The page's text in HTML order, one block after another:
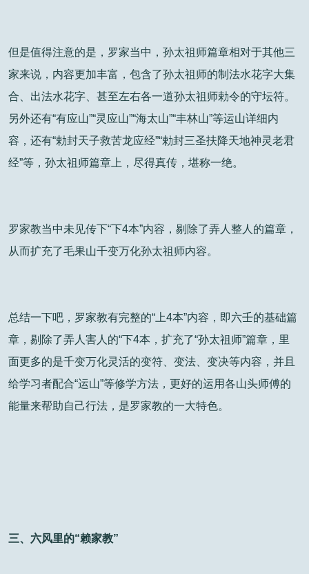
但是值得注意的是，罗家当中，孙太祖师篇章相对于其他三
家来说，内容更加丰富，包含了孙太祖师的制法水花字大集
合、出法水花字、甚至左右各一道孙太祖师勅令的守坛符。
另外还有“有应山”“灵应山”“海太山”“丰林山”等运山详细内
容，还有“勅封天子救苦龙应经”“勅封三圣扶降天地神灵老君
经”等，孙太祖师篇章上，尽得真传，堪称一绝。
罗家教当中未见传下“下4本”内容，剔除了弄人整人的篇章，
从而扩充了毛果山千变万化孙太祖师内容。
总结一下吧，罗家教有完整的“上4本”内容，即六壬的基础篇
章，剔除了弄人害人的“下4本，扩充了“孙太祖师”篇章，里
面更多的是千变万化灵活的变符、变法、变决等内容，并且
给学习者配合“运山”等修学方法，更好的运用各山头师傅的
能量来帮助自己行法，是罗家教的一大特色。
三、六风里的“赖家教”